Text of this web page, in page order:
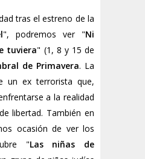
tras el estreno de la
", podremos ver "Ni
tuviera" (1, 8 y 15 de
de Primavera. La
un ex terrorista que,
a la realidad
libertad. También en
ocasión de ver los
"Las niñas de